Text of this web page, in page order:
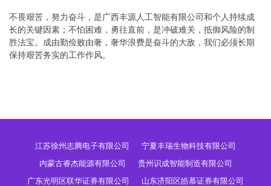
不畏艰苦，努力奋斗，是广西丰源人工智能有限公司和个人持续成
长的关键因素；不怕困难，勇往直前，是冲破难关，抵御风险的制
胜法宝。成由勤俭败由奢，奢华浪费是奋斗的大敌，我们必须长期
保持艰苦务实的工作作风。
江苏徐州志腾电子有限公司
宁夏丰瑞生物科技有限公司
内蒙古睿杰能源有限公司
贵州识成智能制造有限公司
广东光明区联华证券有限公司
山东济阳区皓慕证券有限公司